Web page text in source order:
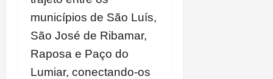
municípios de São Luís,
São José de Ribamar,
Raposa e Paço do
Lumiar, conectando-os